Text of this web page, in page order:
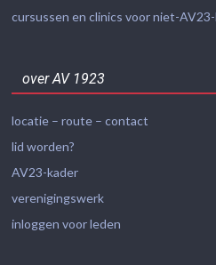
cursussen en clinics voor niet-
over AV 1923
locatie – route – contact
lid worden?
AV23-kader
verenigingswerk
inloggen voor leden